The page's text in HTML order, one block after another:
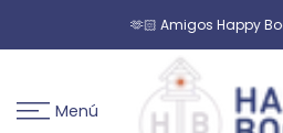
🫶🏻 Amigos Happy
Menú